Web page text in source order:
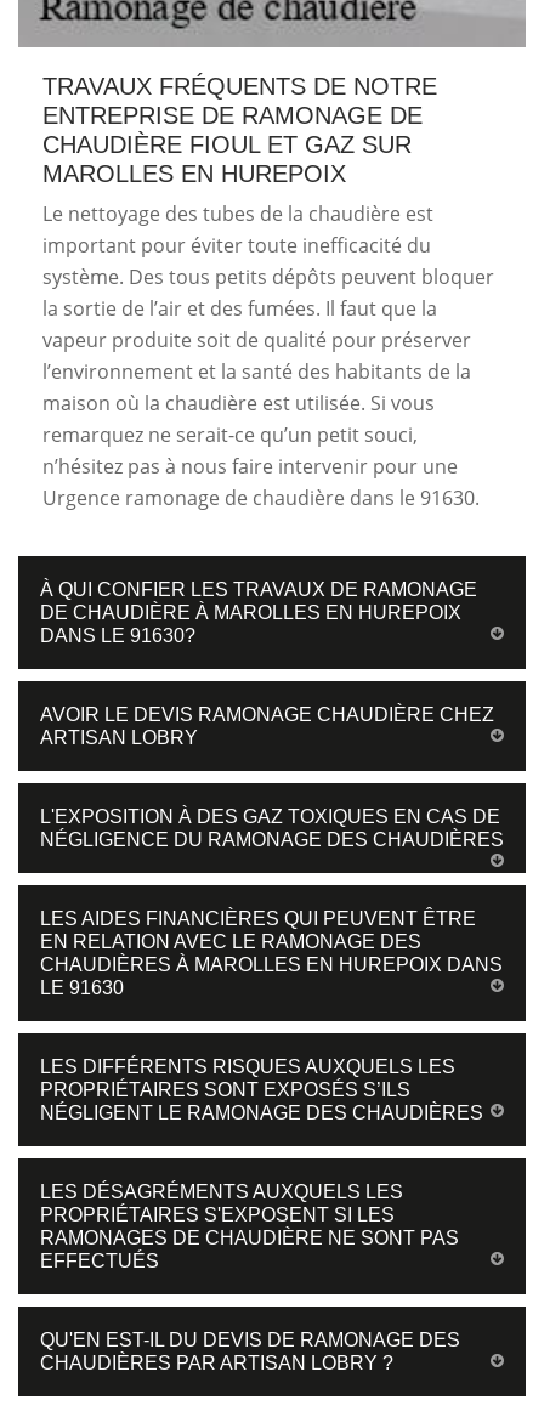
TRAVAUX FRÉQUENTS DE NOTRE
ENTREPRISE DE RAMONAGE DE
CHAUDIÈRE FIOUL ET GAZ SUR
MAROLLES EN HUREPOIX
Le nettoyage des tubes de la chaudière est
important pour éviter toute inefficacité du
système. Des tous petits dépôts peuvent bloquer
la sortie de l’air et des fumées. Il faut que la
vapeur produite soit de qualité pour préserver
l’environnement et la santé des habitants de la
maison où la chaudière est utilisée. Si vous
remarquez ne serait-ce qu’un petit souci,
n’hésitez pas à nous faire intervenir pour une
Urgence ramonage de chaudière dans le 91630.
À QUI CONFIER LES TRAVAUX DE RAMONAGE
DE CHAUDIÈRE À MAROLLES EN HUREPOIX
DANS LE 91630?
AVOIR LE DEVIS RAMONAGE CHAUDIÈRE CHEZ
ARTISAN LOBRY
L'EXPOSITION À DES GAZ TOXIQUES EN CAS DE
NÉGLIGENCE DU RAMONAGE DES CHAUDIÈRES
LES AIDES FINANCIÈRES QUI PEUVENT ÊTRE
EN RELATION AVEC LE RAMONAGE DES
CHAUDIÈRES À MAROLLES EN HUREPOIX DANS
LE 91630
LES DIFFÉRENTS RISQUES AUXQUELS LES
PROPRIÉTAIRES SONT EXPOSÉS S’ILS
NÉGLIGENT LE RAMONAGE DES CHAUDIÈRES
LES DÉSAGRÉMENTS AUXQUELS LES
PROPRIÉTAIRES S'EXPOSENT SI LES
RAMONAGES DE CHAUDIÈRE NE SONT PAS
EFFECTUÉS
QU'EN EST-IL DU DEVIS DE RAMONAGE DES
CHAUDIÈRES PAR ARTISAN LOBRY ?